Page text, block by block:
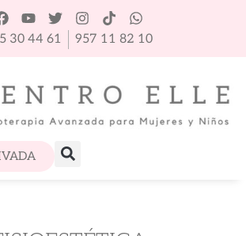
30 44 61 957 11 82 10